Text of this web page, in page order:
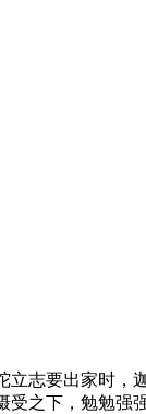
要出家时，
之下，勉勉强